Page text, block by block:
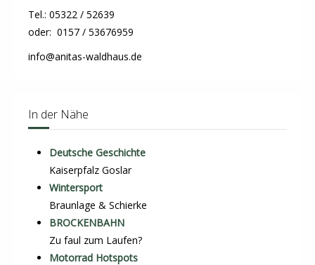
Tel.: 05322 / 52639
oder: 0157 / 53676959
info@anitas-waldhaus.de
In der Nähe
Deutsche Geschichte
Kaiserpfalz Goslar
Wintersport
Braunlage & Schierke
BROCKENBAHN
Zu faul zum Laufen?
Motorrad Hotspots